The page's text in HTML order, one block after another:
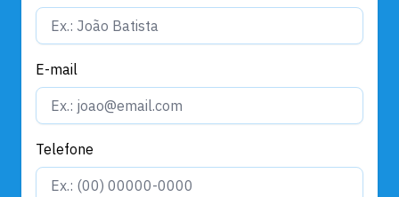
E-mail
Telefone